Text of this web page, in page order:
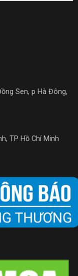
Sen, p Hà Đông,
TP Hồ Chí Minh